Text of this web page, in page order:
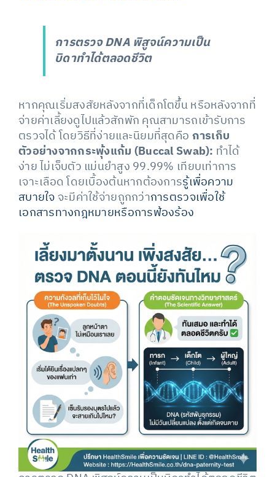
การตรวจ DNA พิสูจน์ความเป็น
บิดาทำได้ตลอดชีวิต
หากคุณเริ่มสงสัยหลังจากที่เด็กโตขึ้น หรือหลังจากที่
จ่ายค่าเลี้ยงดูไปแล้วสักพัก คุณสามารถเข้ารับการ
ตรวจได้ โดยวิธีที่ง่ายและนิยมที่สุดคือ การเก็บ
ตัวอย่างจากกระพุ้งแก้ม (Buccal Swab): ทำได้
ง่าย ไม่เจ็บตัว แม่นยำสูง 99.99% เทียบเท่าการ
เจาะเลือด โดยเบื้องต้นหากต้องการรู้เพื่อความ
สบายใจจะมีค่าใช้จ่ายถูกกว่าการตรวจเพื่อใช้
เอกสารทางกฎหมายหรือการฟ้องร้อง